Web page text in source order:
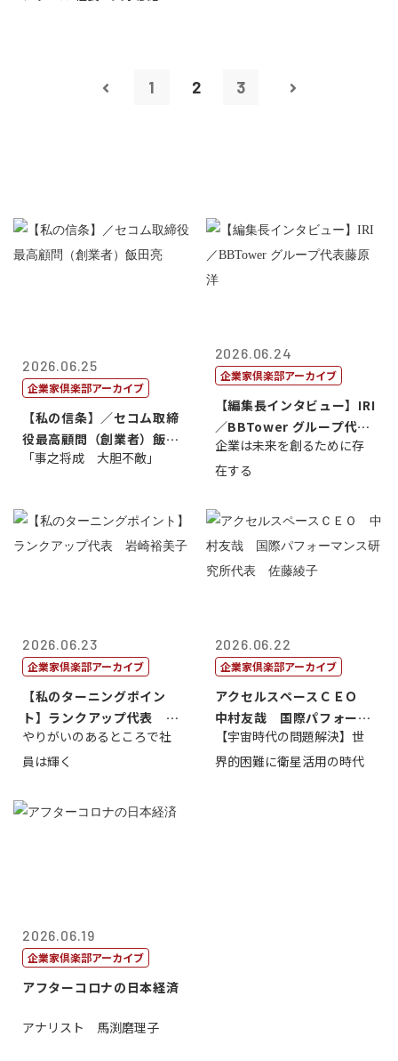
1 2 3
2026.06.25
企業家倶楽部アーカイブ
【私の信条】／セコム取締
役最高顧問（創業者）飯田
亮
「事之将成 大胆不敵」
2026.06.24
企業家倶楽部アーカイブ
【編集長インタビュー】IRI
／BBTower グループ代表
藤...
企業は未来を創るために存
在する
2026.06.23
企業家倶楽部アーカイブ
【私のターニングポイン
ト】ランクアップ代表 岩
崎裕美子
やりがいのあるところで社
員は輝く
2026.06.22
企業家倶楽部アーカイブ
アクセルスペースＣＥＯ
中村友哉 国際パフォーマ
ンス研究所代...
【宇宙時代の問題解決】世
界的困難に衛星活用の時代
2026.06.19
企業家倶楽部アーカイブ
アフターコロナの日本経済
アナリスト 馬渕磨理子